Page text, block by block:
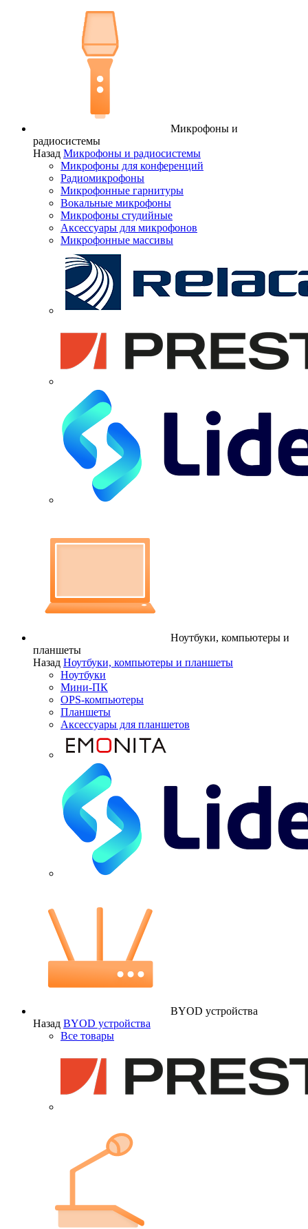
Микрофоны и
радиосистемы
Назад Микрофоны и радиосистемы
Микрофоны для конференций
Радиомикрофоны
Микрофонные гарнитуры
Вокальные микрофоны
Микрофоны студийные
Аксессуары для микрофонов
Микрофонные массивы
Ноутбуки, компьютеры и
планшеты
Назад Ноутбуки, компьютеры и планшеты
Ноутбуки
Мини-ПК
OPS-компьютеры
Планшеты
Аксессуары для планшетов
BYOD устройства
Назад BYOD устройства
Все товары